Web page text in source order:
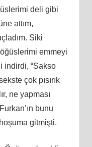
deli gibi
attım,
Siki
emmeyi
indirdi, “Sakso
çok pısırık
ne yapması
bunu
gitmişti.